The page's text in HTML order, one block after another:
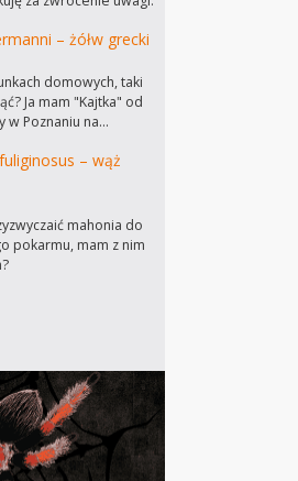
– żółw grecki
domowych, taki
Ja mam "Kajtka" od
w Poznaniu na…
– wąż
mahonia do
pokarmu, mam z nim